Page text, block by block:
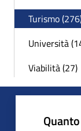
Turismo
Università
Viabilità (27)